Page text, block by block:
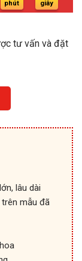
phút giây
tư vấn và đặt
lâu dài
mẫu đã